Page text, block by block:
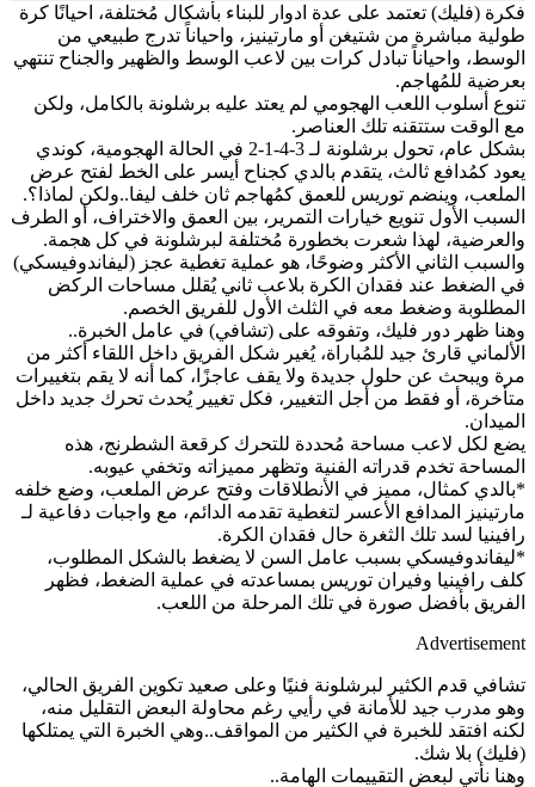
Mute
فكرة (فليك) تعتمد على عدة ادوار للبناء بأشكال مُختلفة، احيانًا كرة
طولية مباشرة من شتيغن أو مارتينيز، واحياناً تدرج طبيعي من
الوسط، واحياناً تبادل كرات بين لاعب الوسط والظهير والجناح تنتهي
بعرضية للمُهاجم.
تنوع أسلوب اللعب الهجومي لم يعتد عليه برشلونة بالكامل، ولكن
مع الوقت ستتقنه تلك العناصر.
بشكل عام، تحول برشلونة لـ 3-4-1-2 في الحالة الهجومية، كوندي
يعود كمُدافع ثالث، يتقدم بالدي كجناح أيسر على الخط لفتح عرض
الملعب، وينضم توريس للعمق كمُهاجم ثان خلف ليفا..ولكن لماذا؟.
السبب الأول تنويع خيارات التمرير، بين العمق والاختراف، أو الطرف
والعرضية، لهذا شعرت بخطورة مُختلفة لبرشلونة في كل هجمة.
والسبب الثاني الأكثر وضوحًا، هو عملية تغطية عجز (ليفاندوفيسكي)
في الضغط عند فقدان الكرة بلاعب ثاني يُقلل مساحات الركض
المطلوبة وضغط معه في الثلث الأول للفريق الخصم.
وهنا ظهر دور فليك، وتفوقه على (تشافي) في عامل الخبرة..
الألماني قارئ جيد للمُباراة، يُغير شكل الفريق داخل اللقاء أكثر من
مرة ويبحث عن حلول جديدة ولا يقف عاجزًا، كما أنه لا يقم بتغييرات
متأخرة، أو فقط من أجل التغيير، فكل تغيير يُحدث تحرك جديد داخل
الميدان.
يضع لكل لاعب مساحة مُحددة للتحرك كرقعة الشطرنج، هذه
المساحة تخدم قدراته الفنية وتظهر مميزاته وتخفي عيوبه.
*بالدي كمثال، مميز في الأنطلاقات وفتح عرض الملعب، وضع خلفه
مارتينيز المدافع الأعسر لتغطية تقدمه الدائم، مع واجبات دفاعية لـ
رافينيا لسد تلك الثغرة حال فقدان الكرة.
*ليفاندوفيسكي بسبب عامل السن لا يضغط بالشكل المطلوب،
كلف رافينيا وفيران توريس بمساعدته في عملية الضغط، فظهر
الفريق بأفضل صورة في تلك المرحلة من اللعب.
Advertisement
تشافي قدم الكثير لبرشلونة فنيًا وعلى صعيد تكوين الفريق الحالي،
وهو مدرب جيد للأمانة في رأيي رغم محاولة البعض التقليل منه،
لكنه افتقد للخبرة في الكثير من المواقف..وهي الخبرة التي يمتلكها
(فليك) بلا شك.
وهنا نأتي لبعض التقييمات الهامة..